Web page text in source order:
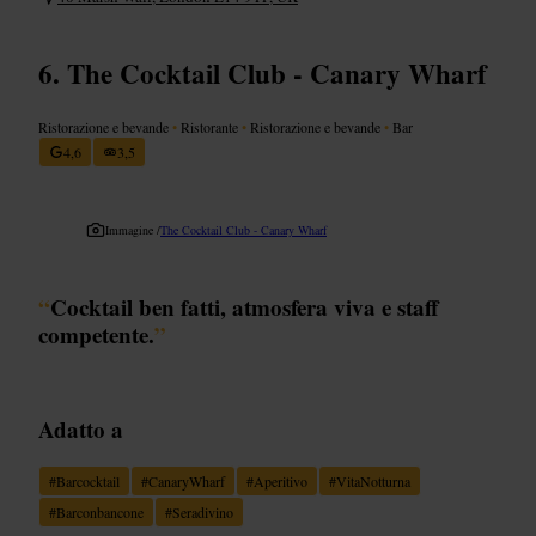
The Cocktail Club - Canary Wharf
Ristorazione e bevande • Ristorante • Ristorazione e bevande • Bar
4,6
3,5
Immagine /The Cocktail Club - Canary Wharf
“Cocktail ben fatti, atmosfera viva e staff
competente.”
Adatto a
#Barcocktail #CanaryWharf #Aperitivo #VitaNotturna
#Barconbancone #Seradivino